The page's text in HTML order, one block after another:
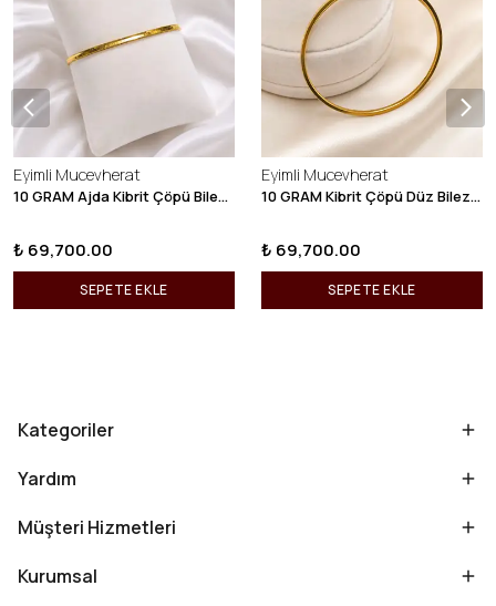
Eyimli Mucevherat
10 GRAM Ajda Kibrit Çöpü Bilezik 22 Ayar 22BLZ003
₺ 69,700.00
SEPETE EKLE
Eyimli Mucevherat
10 GRAM Kibrit Çöpü Düz Bilezik 22 Ayar 22BLZ001
₺ 69,700.00
SEPETE EKLE
Kategoriler
Yardım
Müşteri Hizmetleri
Kurumsal